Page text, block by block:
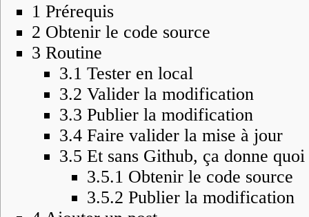
1 Prérequis
2 Obtenir le code source
3 Routine
3.1 Tester en local
3.2 Valider la modification
3.3 Publier la modification
3.4 Faire valider la mise à jour
3.5 Et sans Github, ça donne quoi
3.5.1 Obtenir le code source
3.5.2 Publier la modification